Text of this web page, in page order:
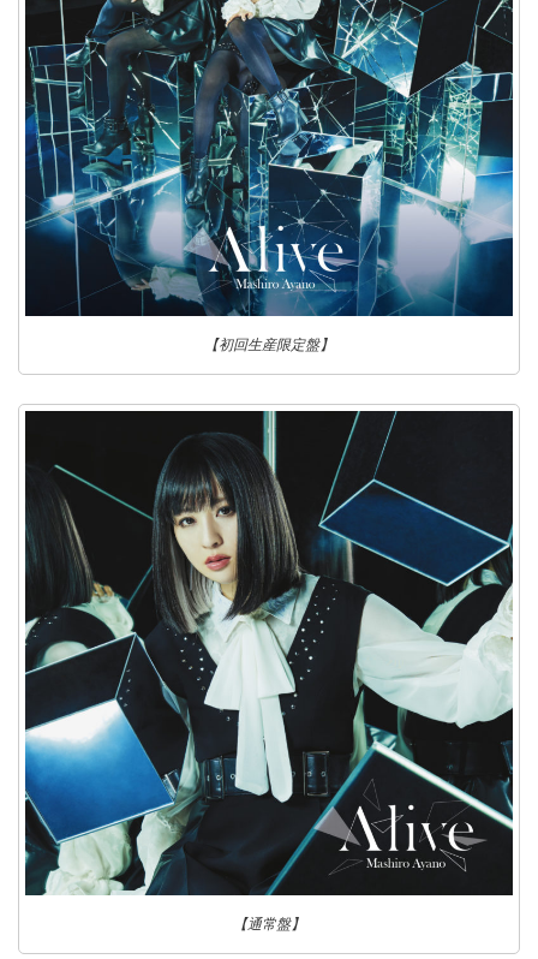
【初回生産限定盤】
【通常盤】